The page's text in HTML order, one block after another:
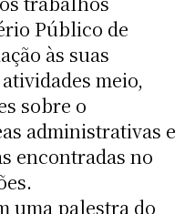
Público de
às suas
meio,
sobre o
administrativas e
encontradas no
uma palestra do